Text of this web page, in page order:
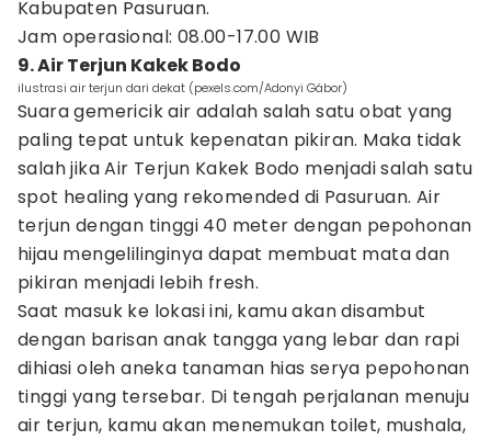
Kabupaten Pasuruan.
Jam operasional: 08.00-17.00 WIB
9. Air Terjun Kakek Bodo
ilustrasi air terjun dari dekat (pexels.com/Adonyi Gábor)
Suara gemericik air adalah salah satu obat yang
paling tepat untuk kepenatan pikiran. Maka tidak
salah jika Air Terjun Kakek Bodo menjadi salah satu
spot healing yang rekomended di Pasuruan. Air
terjun dengan tinggi 40 meter dengan pepohonan
hijau mengelilinginya dapat membuat mata dan
pikiran menjadi lebih fresh.
Saat masuk ke lokasi ini, kamu akan disambut
dengan barisan anak tangga yang lebar dan rapi
dihiasi oleh aneka tanaman hias serya pepohonan
tinggi yang tersebar. Di tengah perjalanan menuju
air terjun, kamu akan menemukan toilet, mushala,